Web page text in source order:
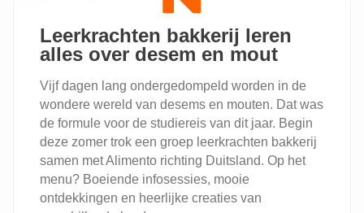
Leerkrachten bakkerij leren
alles over desem en mout
Vijf dagen lang ondergedompeld worden in de
wondere wereld van desems en mouten. Dat was
de formule voor de studiereis van dit jaar. Begin
deze zomer trok een groep leerkrachten bakkerij
samen met Alimento richting Duitsland. Op het
menu? Boeiende infosessies, mooie
ontdekkingen en heerlijke creaties van